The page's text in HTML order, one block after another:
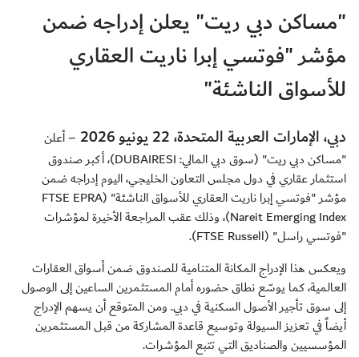
"مساكن دبي ريت" يعلن إدراجه ضمن
مؤشر "فوتسي إبرا ناريت العقاري
للأسواق الناشئة"
دبي، الإمارات العربية المتحدة، 22 يونيو 2026 – أعلن
"مساكن دبي ريت" (سوق دبي المالي: DUBAIRESI)، أكبر صندوق
استثمار عقاري في دول مجلس التعاون الخليجي، اليوم إدراجه ضمن
مؤشر "فوتسي إبرا ناريت العقاري للأسواق الناشئة" (FTSE EPRA
Nareit Emerging Index)، وذلك عقب المراجعة الأخيرة لمؤشرات
"فوتسي راسل" (FTSE Russell).
ويعكس هذا الإدراج المكانة المتنامية للصندوق ضمن أسواق العقارات
العالمية، كما يوسّع نطاق حضوره أمام المستثمرين الساعين إلى الوصول
إلى سوق تأجير الأصول السكنية في دبي. ومن المتوقع أن يسهم الإدراج
أيضاً في تعزيز السيولة وتوسيع قاعدة المشاركة من قبل المستثمرين
المؤسسيين والصناديق التي تتبع المؤشرات.